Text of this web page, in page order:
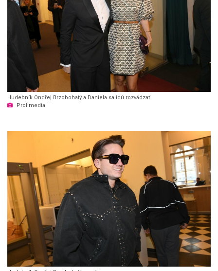
Hudebník Ondřej Brzobohatý a Daniela sa idú rozvádzať.
Profimedia